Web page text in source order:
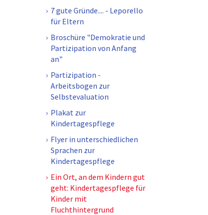
7 gute Gründe.... - Leporello
für Eltern
Broschüre "Demokratie und
Partizipation von Anfang
an"
Partizipation -
Arbeitsbogen zur
Selbstevaluation
Plakat zur
Kindertagespflege
Flyer in unterschiedlichen
Sprachen zur
Kindertagespflege
Ein Ort, an dem Kindern gut
geht: Kindertagespflege für
Kinder mit
Fluchthintergrund